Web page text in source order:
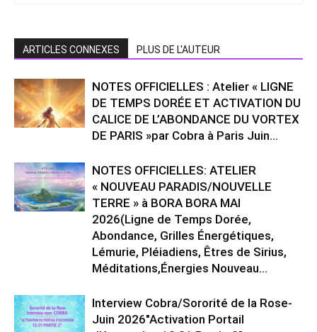
ARTICLES CONNEXES PLUS DE L'AUTEUR
NOTES OFFICIELLES : Atelier « LIGNE
DE TEMPS DORÉE ET ACTIVATION DU
CALICE DE L’ABONDANCE DU VORTEX
DE PARIS »par Cobra à Paris Juin...
NOTES OFFICIELLES: ATELIER
« NOUVEAU PARADIS/NOUVELLE
TERRE » à BORA BORA MAI
2026(Ligne de Temps Dorée,
Abondance, Grilles Énergétiques,
Lémurie, Pléiadiens, Êtres de Sirius,
Méditations,Énergies Nouveau...
Interview Cobra/Sororité de la Rose-
Juin 2026″Activation Portail